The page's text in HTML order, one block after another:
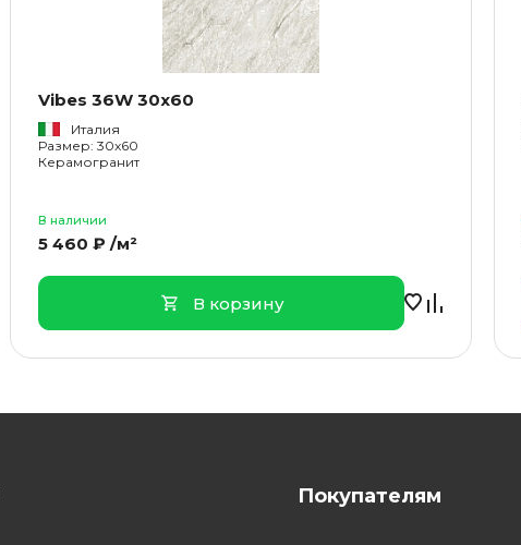
Vibes 36W 30x60
Италия
Размер: 30x60
Керамогранит
В наличии
5 460 ₽ /м²
В корзину
Покупателям